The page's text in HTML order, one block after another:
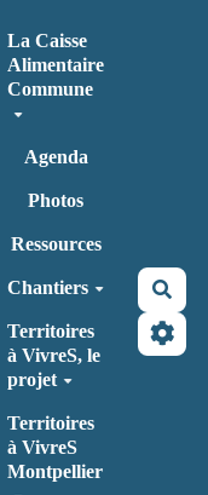
La Caisse
Alimentaire
Commune
Agenda
Photos
Ressources
Chantiers
Territoires
à VivreS, le
projet
Territoires
à VivreS
Montpellier